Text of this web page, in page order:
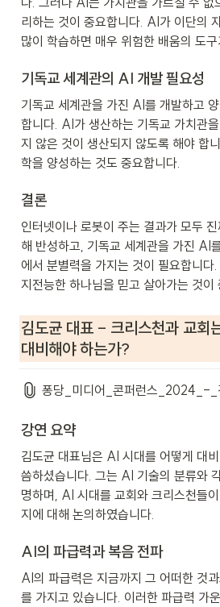
리하는 것이 중요합니다. AI가 이단의
많이 학습하면 매우 위험한 배움의 도
기독교 세계관의 AI 개발 필요성
기독교 세계관을 가진 AI를 개발하고
합니다. AI가 생산하는 기독교 가치관
지 않은 것이 생산되지 않도록 해야 합
학을 양성하는 것도 중요합니다.
결론
인터넷이나 로봇이 주는 결과가 모두
해 반성하고, 기독교 세계관을 가진 AI
에서 분별력을 가지는 것이 필요합니
지전능한 하나님을 믿고 살아가는 것이
김도균 대표 - 크리스천과 교회
대비해야 하는가?
강연 요약
김도균 대표님은 AI 시대를 어떻게 대
씀하셨습니다. 그는 AI 기술의 분류와
명하며, AI 시대를 교회와 크리스천들
지에 대해 논의하였습니다.
AI의 파급력과 복음 전파
AI의 파급력은 지금까지 그 어떠한 것
를 가지고 있습니다. 이러한 파급력 가